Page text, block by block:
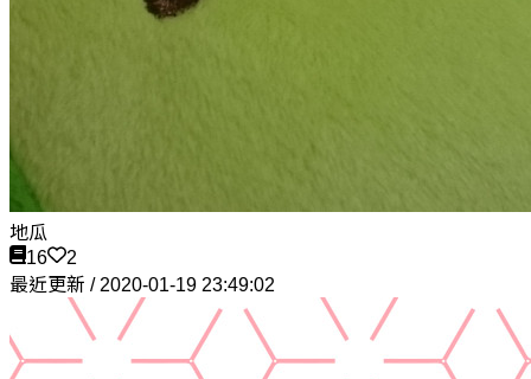
地瓜
16
2
最近更新 / 2020-01-19 23:49:02